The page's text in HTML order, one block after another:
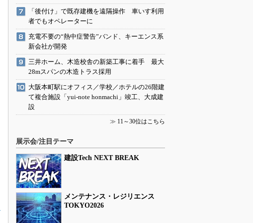
「後付け」で既存建機を遠隔操作 車いす利用
者でもオペレーターに
充電不要の“熱中症警告”バンド、キーエンス系
新会社が開発
三井ホーム、木造校舎の新築工事に着手 最大
28mスパンの木造トラス採用
大阪本町駅にオフィス／学校／ホテルの26階建
て複合施設「yui-note honmachi」竣工、大成建
設
≫ 11～30位はこちら
展示会/注目テーマ
建設Tech NEXT BREAK
メンテナンス・レジリエンス
TOKYO2026